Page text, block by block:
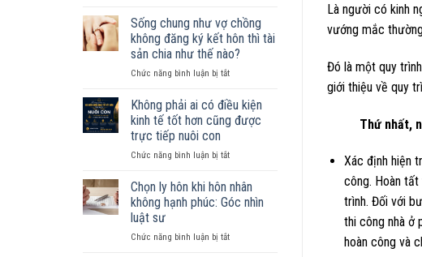
nữ
sống
chung
như
vợ
trong
trường
hợp
được
luật
công
hôn
Sống chung như vợ chồng
không đăng ký kết hôn thì tài
sản chia như thế nào?
Chức năng bình luận bị tắtở
chung
như
vợ
không
ký
kết
hôn
tài
Không phải ai có điều kiện
kinh tế tốt hơn cũng được
trực tiếp nuôi con
Chức năng bình luận bị tắtở
phải
ai
có
kiện
Chọn ly hôn khi hôn nhân
không hạnh phúc: Góc nhìn
luật sư
Chức năng bình luận bị tắtở
Là người có kinh
vướng mắc
Đó là một quy
giới thiệu về quy
Thứ nhất,
Xác định hiện
công. Hoàn tất
trình. Đối với
thi công nhà ở
hoàn công và